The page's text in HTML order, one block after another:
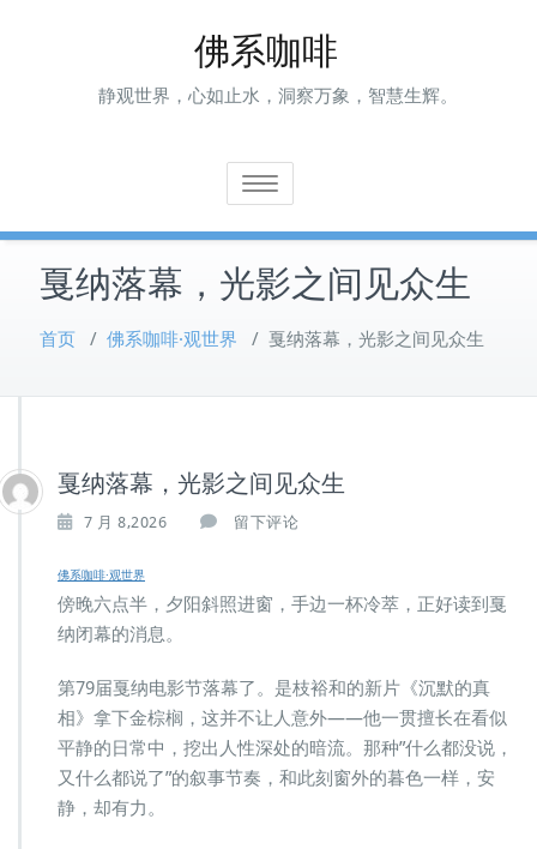
佛系咖啡
静观世界，心如止水，洞察万象，智慧生辉。
Toggle navigation
戛纳落幕，光影之间见众生
首页 / 佛系咖啡·观世界 / 戛纳落幕，光影之间见众生
戛纳落幕，光影之间见众生
7 月 8,2026 留下评论
佛系咖啡·观世界
傍晚六点半，夕阳斜照进窗，手边一杯冷萃，正好读到戛
纳闭幕的消息。
第79届戛纳电影节落幕了。是枝裕和的新片《沉默的真
相》拿下金棕榈，这并不让人意外——他一贯擅长在看似
平静的日常中，挖出人性深处的暗流。那种”什么都没说，
又什么都说了”的叙事节奏，和此刻窗外的暮色一样，安
静，却有力。